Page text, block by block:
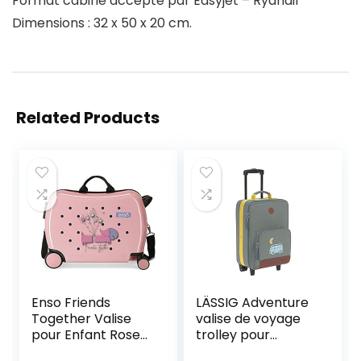
Dimensions : 32 x 50 x 20 cm.
Related Products
Enso Friends
Together Valise
pour Enfant Rose
LÄSSIG Adventure
valise de voyage
trolley pour